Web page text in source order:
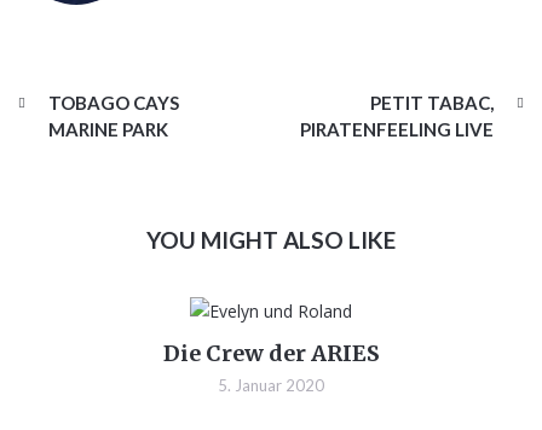
TOBAGO CAYS
MARINE PARK
PETIT TABAC,
PIRATENFEELING LIVE
YOU MIGHT ALSO LIKE
Die Crew der ARIES
5. Januar 2020